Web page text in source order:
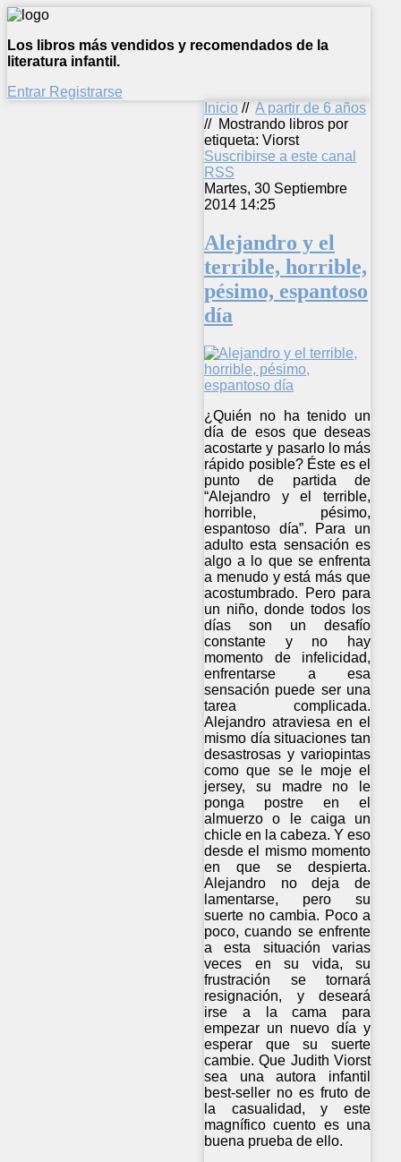
Los libros más vendidos y recomendados de la
literatura infantil.
Entrar Registrarse
Inicio // A partir de 6 años
// Mostrando libros por
etiqueta: Viorst
Suscribirse a este canal
RSS
Martes, 30 Septiembre
2014 14:25
Alejandro y el
terrible, horrible,
pésimo, espantoso
día
¿Quién no ha tenido un
día de esos que deseas
acostarte y pasarlo lo más
rápido posible? Éste es el
punto de partida de
“Alejandro y el terrible,
horrible, pésimo,
espantoso día”. Para un
adulto esta sensación es
algo a lo que se enfrenta
a menudo y está más que
acostumbrado. Pero para
un niño, donde todos los
días son un desafío
constante y no hay
momento de infelicidad,
enfrentarse a esa
sensación puede ser una
tarea complicada.
Alejandro atraviesa en el
mismo día situaciones tan
desastrosas y variopintas
como que se le moje el
jersey, su madre no le
ponga postre en el
almuerzo o le caiga un
chicle en la cabeza. Y eso
desde el mismo momento
en que se despierta.
Alejandro no deja de
lamentarse, pero su
suerte no cambia. Poco a
poco, cuando se enfrente
a esta situación varias
veces en su vida, su
frustración se tornará
resignación, y deseará
irse a la cama para
empezar un nuevo día y
esperar que su suerte
cambie. Que Judith Viorst
sea una autora infantil
best-seller no es fruto de
la casualidad, y este
magnífico cuento es una
buena prueba de ello.